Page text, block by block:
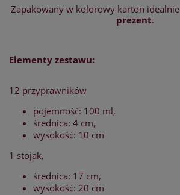
Zapakowany w kolorowy karton idealnie
prezent.
Elementy zestawu:
12 przyprawników
pojemność: 100 ml,
średnica: 4 cm,
wysokość: 10 cm
1 stojak,
średnica: 17 cm,
wysokość: 20 cm